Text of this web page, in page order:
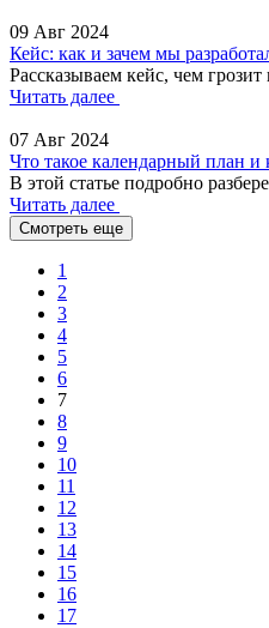
09 Авг 2024
Кейс: как и зачем мы
Рассказываем кейс, чем
Читать далее
07 Авг 2024
Что такое календарный план и
В этой статье подробно
Читать далее
Смотреть еще
1
2
3
4
5
6
7
8
9
10
11
12
13
14
15
16
17